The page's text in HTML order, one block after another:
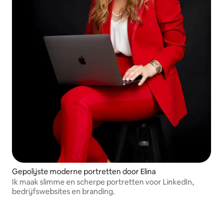
Gepolijste moderne portretten door Elina
Ik maak slimme en scherpe portretten voor LinkedIn,
bedrijfswebsites en branding.